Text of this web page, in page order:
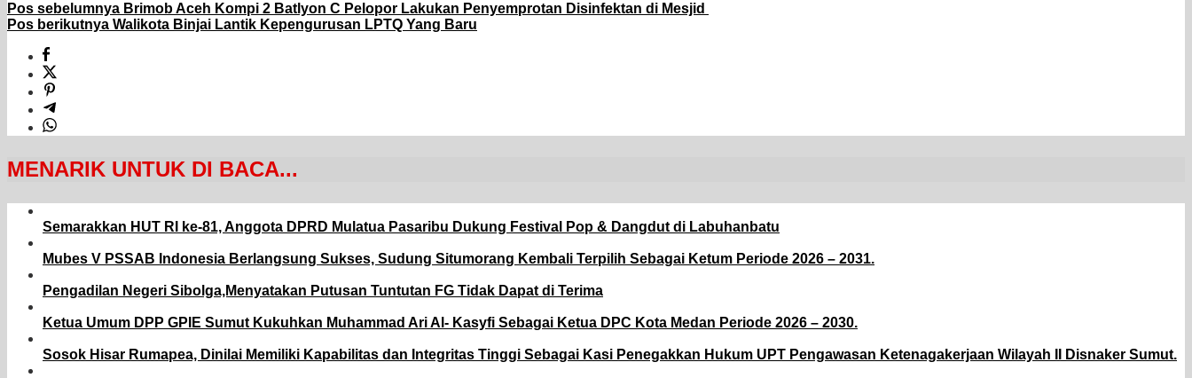
Pos sebelumnya Brimob Aceh Kompi 2 Batlyon C Pelopor Lakukan Penyemprotan Disinfektan di Mesjid
Pos berikutnya Walikota Binjai Lantik Kepengurusan LPTQ Yang Baru
MENARIK UNTUK DI BACA...
Semarakkan HUT RI ke-81, Anggota DPRD Mulatua Pasaribu Dukung Festival Pop & Dangdut di Labuhanbatu
Mubes V PSSAB Indonesia Berlangsung Sukses, Sudung Situmorang Kembali Terpilih Sebagai Ketum Periode 2026 – 2031.
Pengadilan Negeri Sibolga,Menyatakan Putusan Tuntutan FG Tidak Dapat di Terima
Ketua Umum DPP GPIE Sumut Kukuhkan Muhammad Ari Al- Kasyfi Sebagai Ketua DPC Kota Medan Periode 2026 – 2030.
Sosok Hisar Rumapea, Dinilai Memiliki Kapabilitas dan Integritas Tinggi Sebagai Kasi Penegakkan Hukum UPT Pengawasan Ketenagakerjaan Wilayah II Disnaker Sumut.